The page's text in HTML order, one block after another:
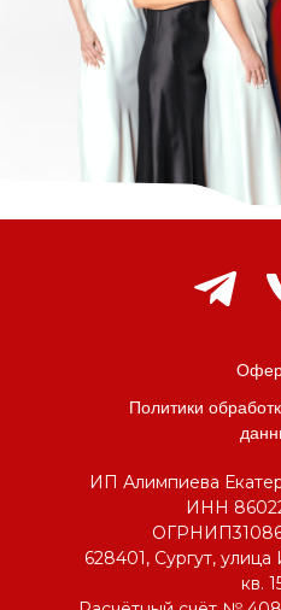
Политики
ИП Алимпиева
ИНН
628401, Сургут,
кв.